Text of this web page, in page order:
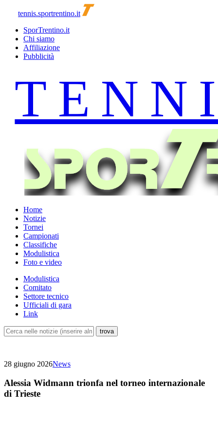
tennis.sportrentino.it
SporTrentino.it
Chi siamo
Affiliazione
Pubblicità
Home
Notizie
Tornei
Campionati
Classifiche
Modulistica
Foto e video
Modulistica
Comitato
Settore tecnico
Ufficiali di gara
Link
28 giugno 2026News
Alessia Widmann trionfa nel torneo internazionale
di Trieste